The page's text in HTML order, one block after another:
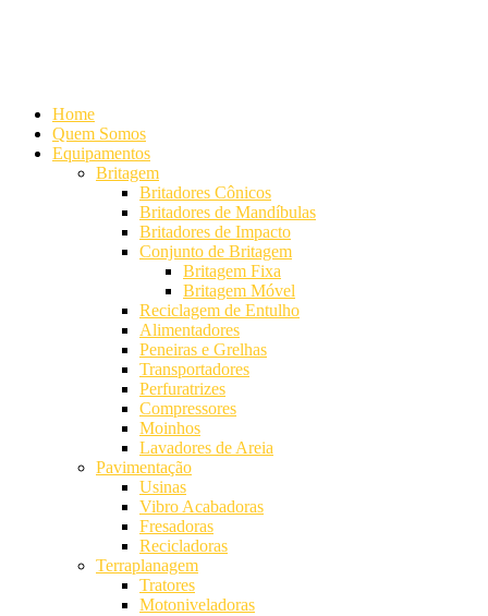
Home
Quem Somos
Equipamentos
Britagem
Britadores Cônicos
Britadores de Mandíbulas
Britadores de Impacto
Conjunto de Britagem
Britagem Fixa
Britagem Móvel
Reciclagem de Entulho
Alimentadores
Peneiras e Grelhas
Transportadores
Perfuratrizes
Compressores
Moinhos
Lavadores de Areia
Pavimentação
Usinas
Vibro Acabadoras
Fresadoras
Recicladoras
Terraplanagem
Tratores
Motoniveladoras